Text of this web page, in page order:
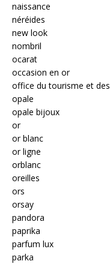
naissance
néréides
new look
nombril
ocarat
occasion en or
office du tourisme et
opale
opale bijoux
or
or blanc
or ligne
orblanc
oreilles
ors
orsay
pandora
paprika
parfum lux
parka